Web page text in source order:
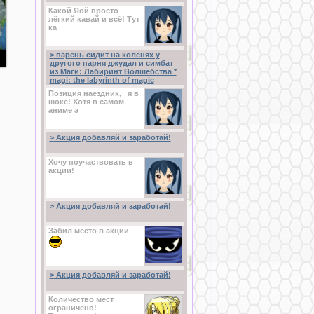
Какой Яой просто
лёгкий кавай и всё! Тут
ка
>парень сидит на коленях у
другого парня джудал и симбат
из Маги: Лабиринт Волшебства *
magi: the labyrinth of magic
Позиция наездник, я в
шоке! Хотя в самом
аниме э
>Акция добавляй и заработай!
Хочу поучаствовать в
акции!
>Акция добавляй и заработай!
Забил место в акции
>Акция добавляй и заработай!
Количество мест
ограничено!